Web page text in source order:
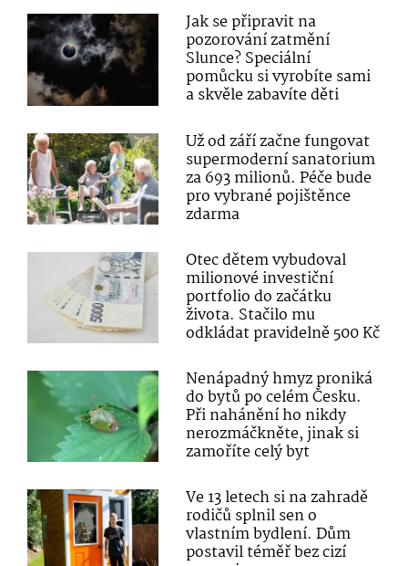
Jak se připravit na
pozorování zatmění
Slunce? Speciální
pomůcku si vyrobíte sami
a skvěle zabavíte děti
Už od září začne fungovat
supermoderní sanatorium
za 693 milionů. Péče bude
pro vybrané pojištěnce
zdarma
Otec dětem vybudoval
milionové investiční
portfolio do začátku
života. Stačilo mu
odkládat pravidelně 500 Kč
Nenápadný hmyz proniká
do bytů po celém Česku.
Při nahánění ho nikdy
nerozmáčkněte, jinak si
zamoříte celý byt
Ve 13 letech si na zahradě
rodičů splnil sen o
vlastním bydlení. Dům
postavil téměř bez cizí